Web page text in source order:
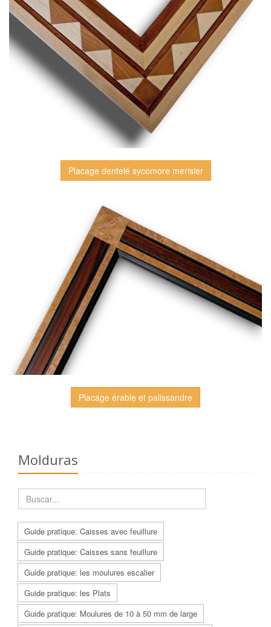
Placage dentelé sycomore merisier
Placage érable et palissandre
Molduras
Guide pratique: Caisses avec feuillure
Guide pratique: Caisses sans feuillure
Guide pratique: les moulures escalier
Guide pratique: les Plats
Guide pratique: Moulures de 10 à 50 mm de large